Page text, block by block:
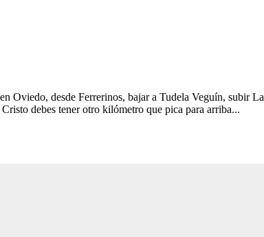
Oviedo, desde Ferrerinos, bajar a Tudela Veguín, subir La
debes tener otro kilómetro que pica para arriba...